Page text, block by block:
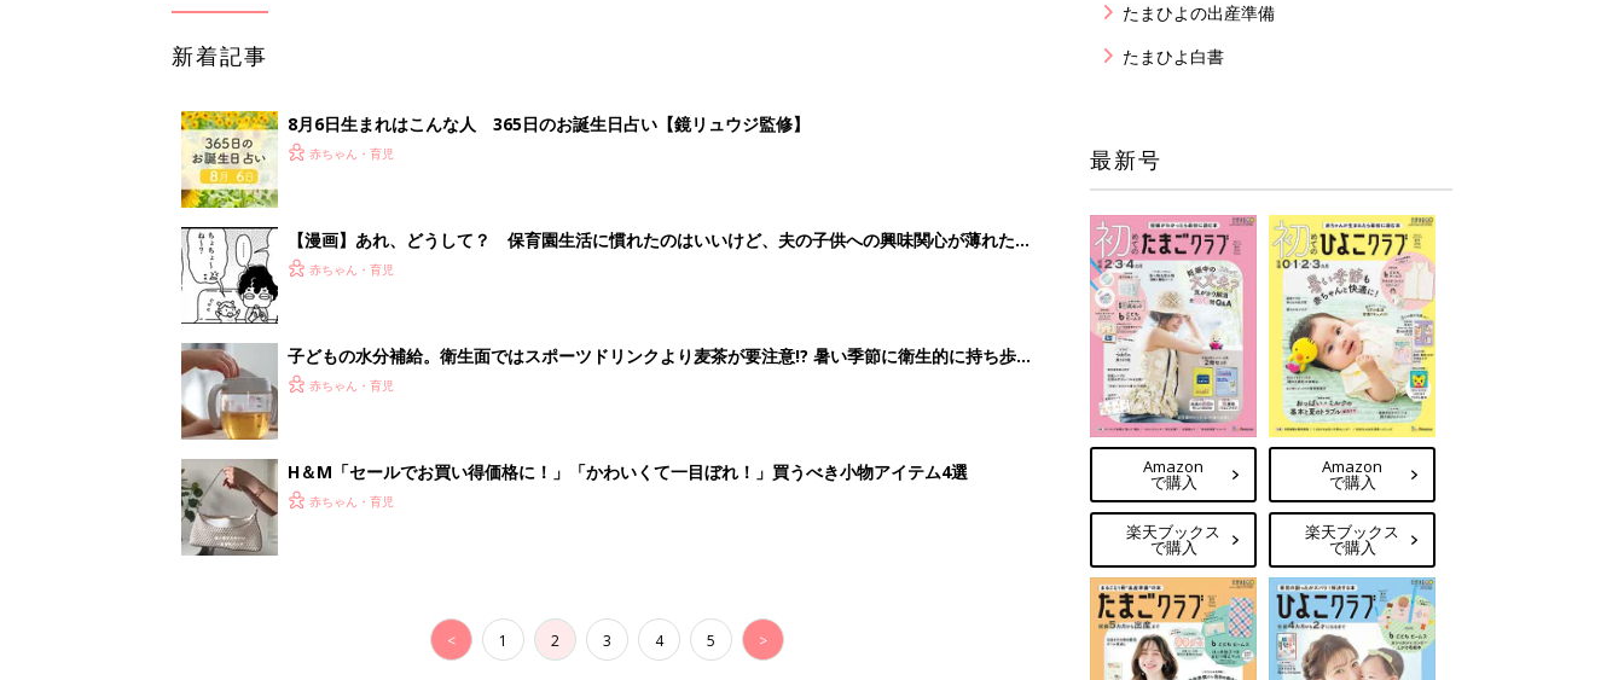
新着記事
8月6日生まれはこんな人 365日のお誕生日占い【鏡リュウジ監修】
赤ちゃん・育児
【漫画】あれ、どうして？ 保育園生活に慣れたのはいいけど、夫の子供への興味関心が薄れた気
がする……！『ふうふう子育て ＃91』
赤ちゃん・育児
子どもの水分補給。衛生面ではスポーツドリンクより麦茶が要注意!? 暑い季節に衛生的に持ち歩
く3つのコツとは？【専門家監修】
赤ちゃん・育児
H＆М「セールでお買い得価格に！」「かわいくて一目ぼれ！」買うべき小物アイテム4選
赤ちゃん・育児
< 1 2 3 4 5 >
たまひよの出産準備
たまひよ白書
最新号
Amazon
で購入
楽天ブックス
で購入
Amazon
で購入
楽天ブックス
で購入